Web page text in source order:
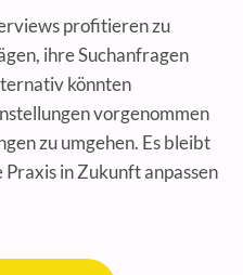
profitieren zu
ihre Suchanfragen
könnten
vorgenommen
zu umgehen. Es bleibt
in Zukunft anpassen